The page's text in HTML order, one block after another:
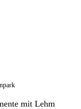
mit Lehm